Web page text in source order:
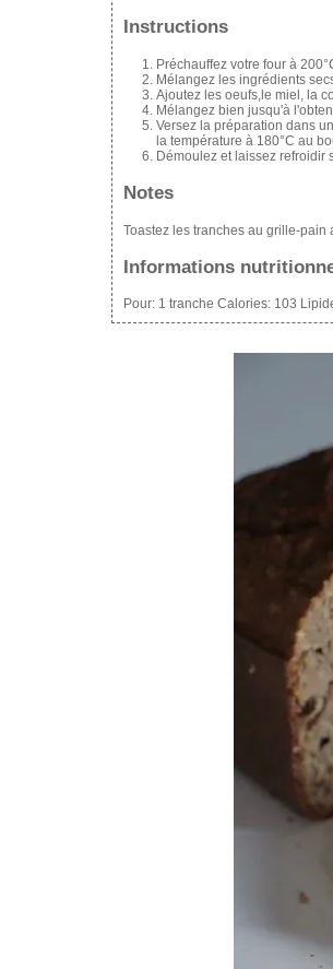
Instructions
Préchauffez votre four à
Mélangez les ingrédients
Ajoutez les oeufs,le miel, la
Mélangez bien jusqu'à
Versez la préparation dans
la température à 180°C au
Démoulez et laissez refroidir
Notes
Toastez les tranches au grille-
Informations
Pour: 1 tranche Calories: 103